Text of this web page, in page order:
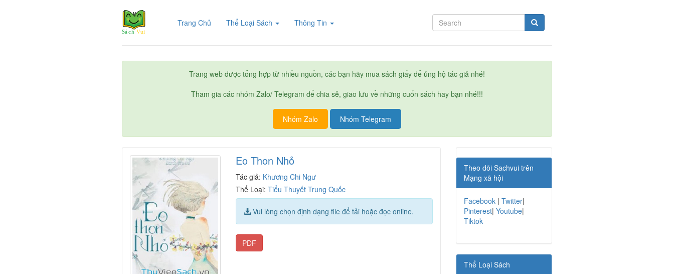
Trang Chủ (current)Thể Loại Sách Thông Tin
Trang web được tổng hợp từ nhiều nguồn, các bạn hãy mua sách giấy để ủng hộ tác giả nhé!
Tham gia các nhóm Zalo/ Telegram để chia sẻ, giao lưu về những cuốn sách hay bạn nhé!!!
Nhóm Zalo Nhóm Telegram
Eo Thon Nhỏ
Tác giả: Khương Chi Ngư
Thể Loại:Tiểu Thuyết Trung Quốc
Vui lòng chọn định dạng file để tải hoặc đọc online.
PDF
Theo dõi Sachvui trên
Mạng xã hội
Facebook | Twitter|
Pinterest| Youtube|
Tiktok
Thể Loại Sách